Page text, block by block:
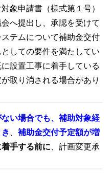
象申請書（様式第１号）
へ提出し、承認を受けて
テムについて補助金交付
しての要件を満たしてい
設置工事に着手している
取り消される場合があり
い場合でも、補助対象経
、 補助金交付予定額が増
手する前に、計画変更承